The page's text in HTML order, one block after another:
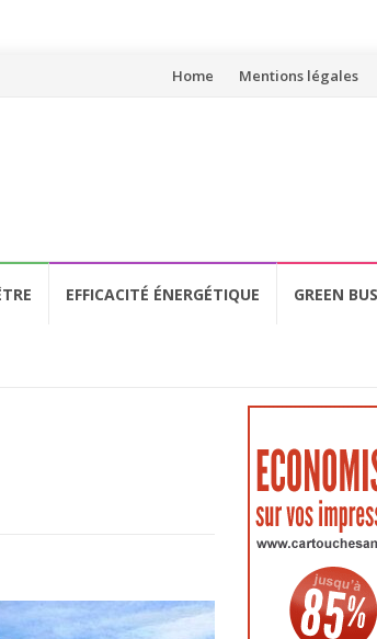
Aller
Home Mentions légales
EFFICACITÉ ÉNERGÉTIQUE GREEN